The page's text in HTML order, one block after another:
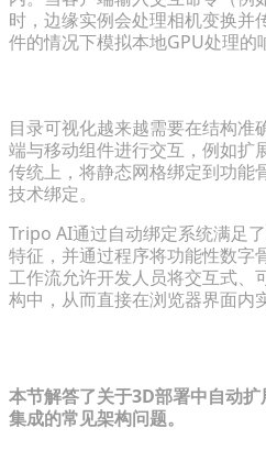
时，边缘实例会处理相机变换并
件的情况下模拟本地GPU处理的
目录可视化越来越需要在结构准
端与移动组件进行交互，例如扩
传统上，将静态网格绑定到功能
技术绑定。
Tripo AI通过自动绑定系统满足
特征，并通过程序将功能性数字
工作流允许开发人员将交互式、
构中，从而直接在浏览器界面内
本节解答了关于3D部署中自动
集成的常见架构问题。